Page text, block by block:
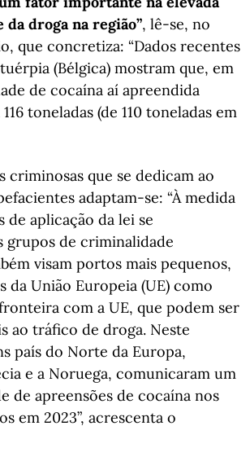
droga na região”, lê-se, no
que concretiza: “Dados recentes
(Bélgica) mostram que, em
de cocaína aí apreendida
toneladas (de 110 toneladas em
criminosas que se dedicam ao
adaptam-se: “À medida
de aplicação da lei se
grupos de criminalidade
visam portos mais pequenos,
da União Europeia (UE) como
com a UE, que podem ser
ao tráfico de droga. Neste
país do Norte da Europa,
e a Noruega, comunicaram um
de apreensões de cocaína nos
em 2023”, acrescenta o